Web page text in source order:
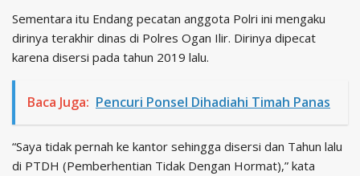
Sementara itu Endang pecatan anggota Polri ini mengaku
dirinya terakhir dinas di Polres Ogan Ilir. Dirinya dipecat
karena disersi pada tahun 2019 lalu.
Baca Juga: Pencuri Ponsel Dihadiahi Timah Panas
“Saya tidak pernah ke kantor sehingga disersi dan Tahun lalu
di PTDH (Pemberhentian Tidak Dengan Hormat),” kata